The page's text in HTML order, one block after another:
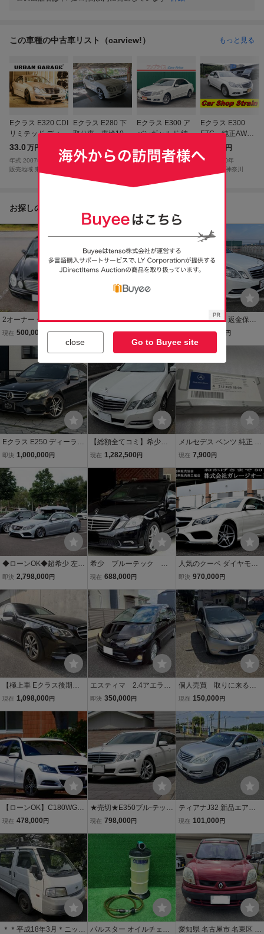
この車種の中古車リスト（carview!） もっと見る
Eクラス E320 CDI
リミテッド ディー
ゼルターボ E320
CDI リミテッド
右ハンドル
33.0 万円
年式 2007年
販売地域 東京
Eクラス E280 下
取り車 車検10年
35.0 万円
年式2006
年
Eクラス E300 ア
バンギャルド 純正
バックカメラ
45.0万円
年式 2010年
Eクラス E300
ETC 純正AW
パドルシフト ク
ルコン
万円
年式 2010年
神奈川
お探しの商品からのおすすめ
2オーナー ディーラー
車。
現在 500,000 円
メルセデスベンツ W212
Eクラス E300 内外
装美車 低走行43,000キ
ロ 車検：令和9年2月
現在 698,000円
【諸費用コミ】返金保証
付:Eクラス E250 ブルー
エフィシェンシー アバン
ギャルド
現在 1,280,000 円
Eクラス E250 ディーラー
車・ターボ・ブラックイ
即決 1,000,000 円
【総額全てコミ】希少左
ハンドル5万km台 ベンツ
12前期 車検たっぷりR10
年8月まで丸2年 実走行 修
復無
現在 1,282,500 円
メルセデス ベンツ 純正 W
212 Eクラス W204 Cクラ
7 Eクラスクーペ A21282
01800 / A2048203245
現在 7,900 円
◆ローンOK◆超希少 左ハ
ンドル&パノラマサンルー
走行1万km台◆AMGフェ
イス◆エアサス◆ヒッチ&
CARPLAY◆
即決 2,798,000 円
希少 ブルーテック メ
ルセデス ベンツ E350
2 9万km無事故 純正
Eクラス セダン アヴァ
ンギャルド
現在 688,000 円
人気のクーペ ダイヤモン
ドホワイト レッドレザー
０クーペ 正規ディーラー
車 出品中の現車確認可能
即決 970,000 円
【極上車 Eクラス後期型E
300 検R10年2月】アバン
フティーP・ 12.3インチ
大画面ナビ・前後シート
ヒーター・記録簿
現在 1,098,000 円
エスティマ 2.4アエラス
Gエディション H22
000km HDDナビ＆天井
モニターTV Bカメラ
両側パワスラ ７人
即決 350,000 円
個人売買 取りに来る方
限定 車検令和8年8月17
ット 1.3 オートマ キー
レス ドラレコ ETC ナ
ビ 走行45697
現在 150,000 円
【ローンOK】C180WGN
★実低走4,8万キロ★車検
&BT★パワーテールゲー
ト★ハーフレザー★レー
ダークルコン★静岡・下
取
現在 478,000 円
★売切★E350ブル-テック
アバンギャルド*ディーゼ
ラレコ*ETC*Bカメラ*FB
ソナ*17AW★禁煙車!
現在 798,000 円
ティアナJ32 新品エアロ
付き おしゃれな大人のセ
現在 101,000 円
＊＊平成18年3月＊ニッサ
パルスター オイルチェン
愛知県 名古屋市 名東区 2
close Go to Buyee site